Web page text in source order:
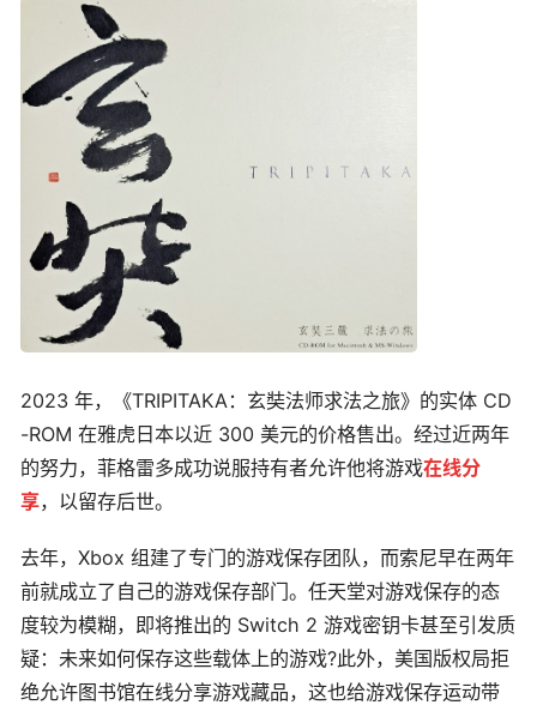
2023 年，《TRIPITAKA：玄奘法师求法之旅》的实体 CD
-ROM 在雅虎日本以近 300 美元的价格售出。经过近两年
的努力，菲格雷多成功说服持有者允许他将游戏在线分
享，以留存后世。
去年，Xbox 组建了专门的游戏保存团队，而索尼早在两年
前就成立了自己的游戏保存部门。任天堂对游戏保存的态
度较为模糊，即将推出的 Switch 2 游戏密钥卡甚至引发质
疑：未来如何保存这些载体上的游戏?此外，美国版权局拒
绝允许图书馆在线分享游戏藏品，这也给游戏保存运动带